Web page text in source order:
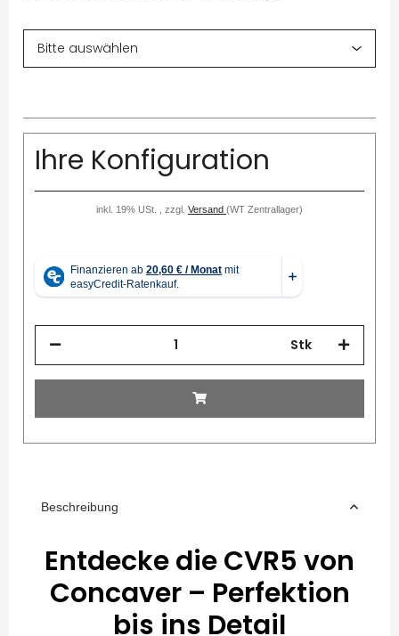
Ihre Konfiguration
inkl. 19% USt. , zzgl. Versand (WT Zentrallager)
Stk
Beschreibung
Entdecke die CVR5 von
Concaver – Perfektion
bis ins Detail